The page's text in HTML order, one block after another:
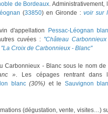
de Bordeaux. Administrativement,
(33850) en Gironde : voir sur
d'appellation
Pessac-Léognan
cuvées : "Château
"La Croix de Carbonnieux - Blanc"
Carbonnieux - Blanc sous le nom de
». Les cépages rentrant dans
blanc (30%) et le Sauvignon
(dégustation, vente, visites…)